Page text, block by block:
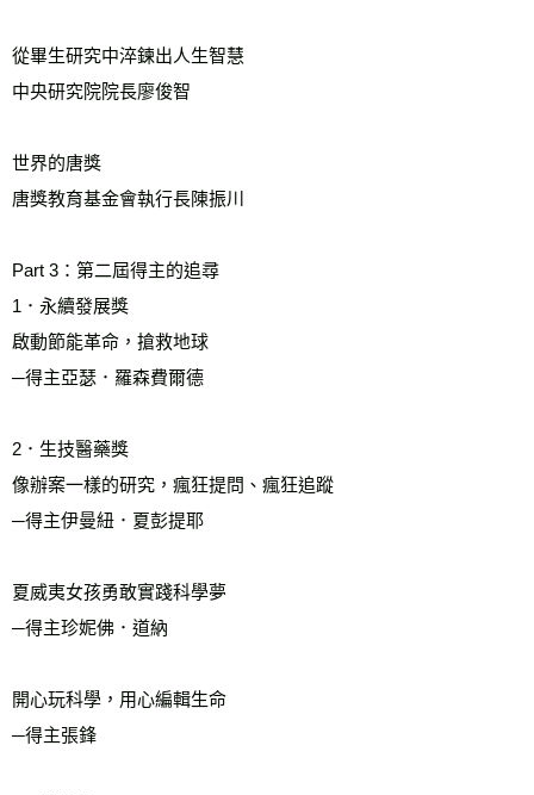
從畢生研究中淬鍊出人生智慧
中央研究院院長廖俊智
世界的唐獎
唐獎教育基金會執行長陳振川
Part 3：第二屆得主的追尋
1．永續發展獎
啟動節能革命，搶救地球
─得主亞瑟．羅森費爾德
2．生技醫藥獎
像辦案一樣的研究，瘋狂提問、瘋狂追蹤
─得主伊曼紐．夏彭提耶
夏威夷女孩勇敢實踐科學夢
─得主珍妮佛．道納
開心玩科學，用心編輯生命
─得主張鋒